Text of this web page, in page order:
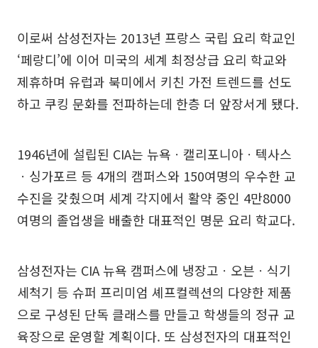
이로써 삼성전자는 2013년 프랑스 국립 요리 학교인
‘페랑디’에 이어 미국의 세계 최정상급 요리 학교와
제휴하며 유럽과 북미에서 키친 가전 트렌드를 선도
하고 쿠킹 문화를 전파하는데 한층 더 앞장서게 됐다.
1946년에 설립된 CIA는 뉴욕ㆍ캘리포니아ㆍ텍사스
ㆍ싱가포르 등 4개의 캠퍼스와 150여명의 우수한 교
수진을 갖췄으며 세계 각지에서 활약 중인 4만8000
여명의 졸업생을 배출한 대표적인 명문 요리 학교다.
삼성전자는 CIA 뉴욕 캠퍼스에 냉장고ㆍ오븐ㆍ식기
세척기 등 슈퍼 프리미엄 셰프컬렉션의 다양한 제품
으로 구성된 단독 클래스를 만들고 학생들의 정규 교
육장으로 운영할 계획이다. 또 삼성전자의 대표적인